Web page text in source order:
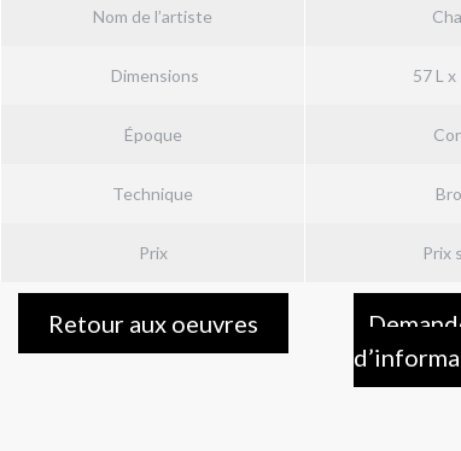
Nom de l’artiste
Dimensions 57 L x
Époque
Technique
Prix Prix
Retour aux oeuvres